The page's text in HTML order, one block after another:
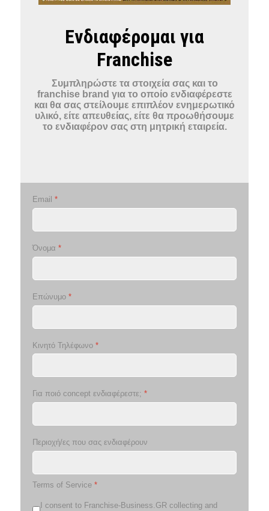
Ενδιαφέρομαι για
Franchise
Συμπληρώστε τα στοιχεία σας και το
franchise brand για το οποίο ενδιαφέρεστε
και θα σας στείλουμε επιπλέον ενημερωτικό
υλικό, είτε απευθείας, είτε θα προωθήσουμε
το ενδιαφέρον σας στη μητρική εταιρεία.
Email *
Όνομα *
Επώνυμο *
Κινητό Τηλέφωνο *
Για ποιό concept ενδιαφέρεστε; *
Περιοχή/ες που σας ενδιαφέρουν
Terms of Service *
I consent to Franchise-Business.GR collecting and